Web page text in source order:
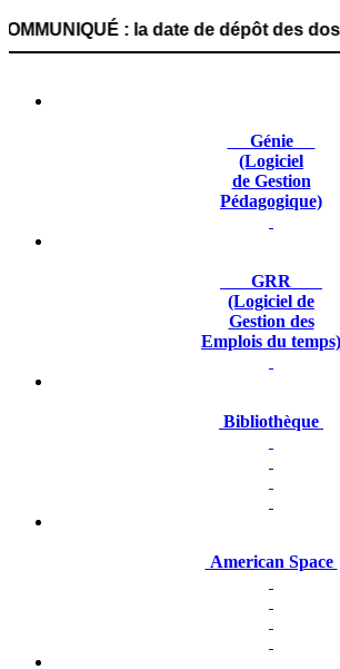
: la date de dépôt des
Génie
(Logiciel
de Gestion
Pédagogique)
GRR
(Logiciel de
Gestion des
Emplois du temps)
Bibliothèque
American Space